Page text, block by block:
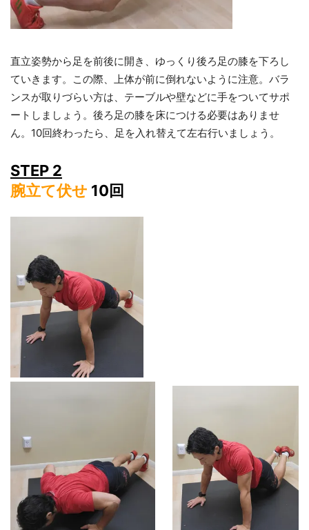
直立姿勢から足を前後に開き、ゆっくり後ろ足の膝を下ろし
ていきます。この際、上体が前に倒れないように注意。バラ
ンスが取りづらい方は、テーブルや壁などに手をついてサポ
ートしましょう。後ろ足の膝を床につける必要はありませ
ん。10回終わったら、足を入れ替えて左右行いましょう。
STEP 2
腕立て伏せ 10回